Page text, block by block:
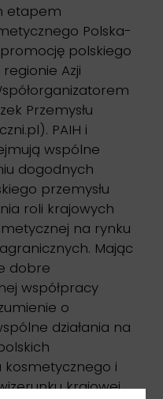
etapem
Polska-
polskiego
Azji
Przemysłu
PAIH i
wspólne
dogodnych
przemysłu
roli krajowych
na rynku
Mając
dobre
współpracy
o
działania na
kosmetycznego i
krajowej